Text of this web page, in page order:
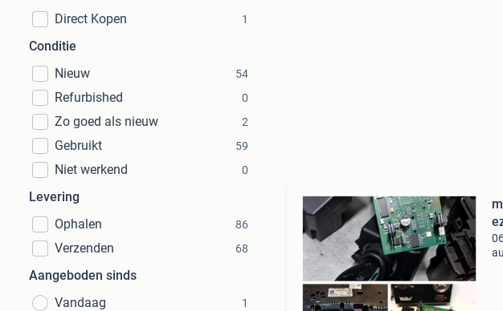
Direct Kopen
1
Conditie
Nieuw
54
Refurbished 0
Zo goed als nieuw 2
Gebruikt 59
Niet werkend 0
Levering
Ophalen
86
Verzenden 68
Aangeboden sinds
Vandaag
1